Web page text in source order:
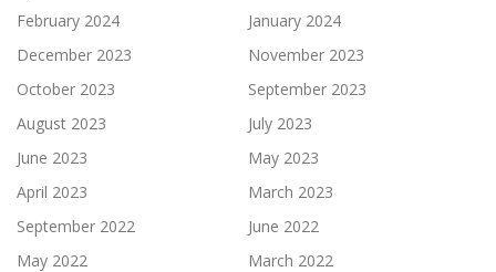
February 2024
January 2024
December 2023
November 2023
October 2023
September 2023
August 2023
July 2023
June 2023
May 2023
April 2023
March 2023
September 2022
June 2022
May 2022
March 2022